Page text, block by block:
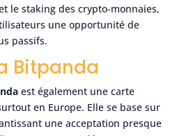
le staking des crypto-monnaies,
une opportunité de
passifs.
Bitpanda
est également une carte
en Europe. Elle se base sur
une acceptation presque